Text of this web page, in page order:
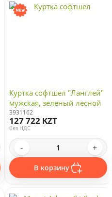
Куртка софтшел "Ланглей"
мужская, зеленый лесной
3931162
127 722 KZT
без НДС
- +
В корзину